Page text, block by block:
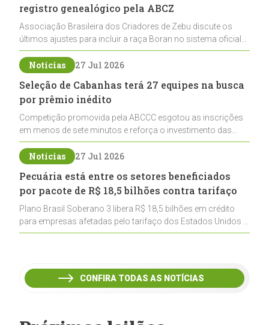
registro genealógico pela ABCZ
Associação Brasileira dos Criadores de Zebu discute os
últimos ajustes para incluir a raça Boran no sistema oficial
de registros, abrindo caminho para sua expansão na
pecuária nacional
Notícias 27 Jul 2026
Seleção de Cabanhas terá 27 equipes na busca
por prêmio inédito
Competição promovida pela ABCCC esgotou as inscrições
em menos de sete minutos e reforça o investimento das
cabanhas na seleção genética de Cavalos Crioulos voltados
ao laço
Notícias 27 Jul 2026
Pecuária está entre os setores beneficiados
por pacote de R$ 18,5 bilhões contra tarifaço
Plano Brasil Soberano 3 libera R$ 18,5 bilhões em crédito
para empresas afetadas pelo tarifaço dos Estados Unidos e
inclui a pecuária entre os setores estratégicos
CONFIRA TODAS AS NOTÍCIAS